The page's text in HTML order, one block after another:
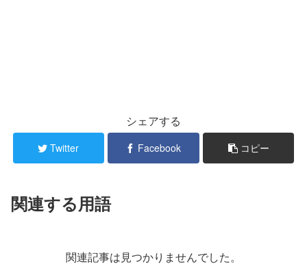
シェアする
Twitter Facebook コピー
関連する用語
関連記事は見つかりませんでした。